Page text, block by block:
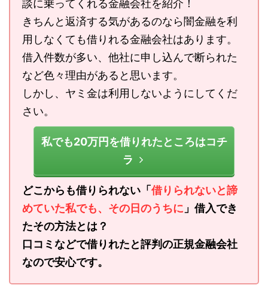
談に乗ってくれる金融会社を紹介！
きちんと返済する気があるのなら闇金融を利
用しなくても借りれる金融会社はあります。
借入件数が多い、他社に申し込んで断られた
など色々理由があると思います。
しかし、ヤミ金は利用しないようにしてくだ
さい。
私でも20万円を借りれたところはコチ
ラ
どこからも借りられない「 借りられないと諦
めていた私でも、その日のうちに 」借入でき
たその方法とは？
口コミなどで借りれたと評判の正規金融会社
なので安心です。